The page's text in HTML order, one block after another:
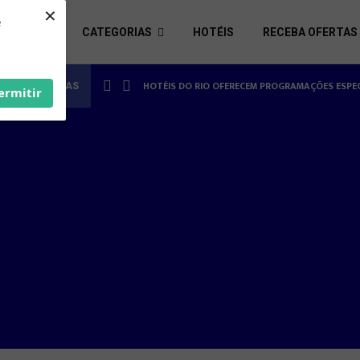
×
CATEGORIAS HOTÉIS RECEBA OFERTAS
REALIZADAS HOTÉISRIO REALIZA CICLO DE SEMINÁRIOS